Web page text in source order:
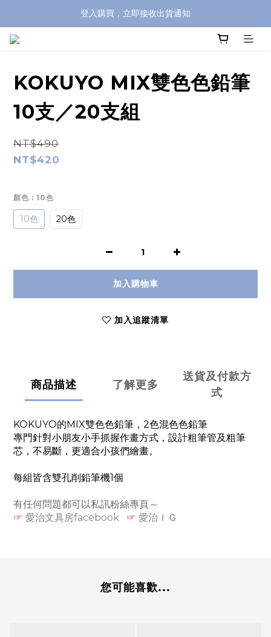
全館滿兩千免運！
登入購買，立即接收出貨通知
KOKUYO MIX雙色色鉛筆
10支／20支組
NT$490
NT$420
顏色 : 10色
10色 20色
加入購物車
加入追蹤清單
商品描述 了解更多
送貨及付款方
式
KOKUYO的MIX雙色色鉛筆，2色混色色鉛筆
專門針對小朋友小手抓握作畫方式，設計粗筆管及粗筆
芯，不易斷，更適合小孩們繪畫。
每組皆含雙孔削鉛筆機1個
有任何問題都可以私訊粉絲專頁～
☞ 愛治文具房facebook ☞ 愛治ＩＧ
您可能喜歡...